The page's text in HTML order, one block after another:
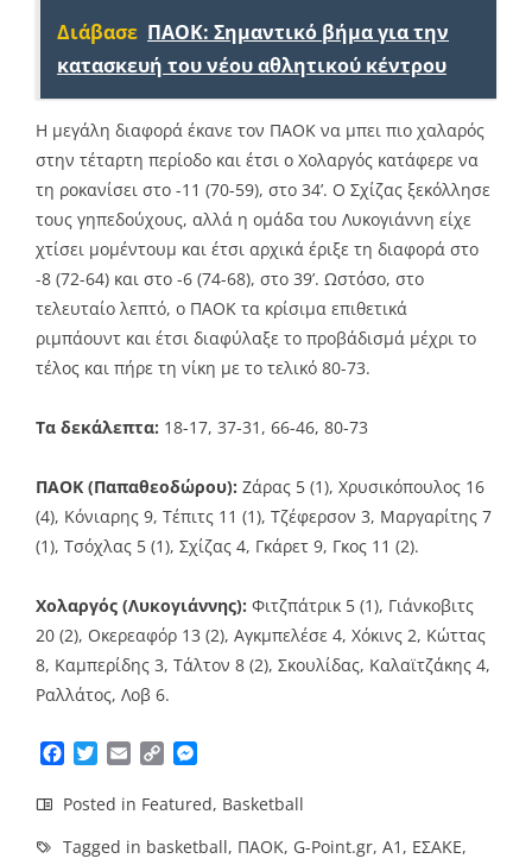
Διάβασε ΠΑΟΚ: Σημαντικό βήμα για την
κατασκευή του νέου αθλητικού κέντρου
Η μεγάλη διαφορά έκανε τον ΠΑΟΚ να μπει πιο χαλαρός
στην τέταρτη περίοδο και έτσι ο Χολαργός κατάφερε να
τη ροκανίσει στο -11 (70-59), στο 34’. Ο Σχίζας ξεκόλλησε
τους γηπεδούχους, αλλά η ομάδα του Λυκογιάννη είχε
χτίσει μομέντουμ και έτσι αρχικά έριξε τη διαφορά στο
-8 (72-64) και στο -6 (74-68), στο 39’. Ωστόσο, στο
τελευταίο λεπτό, ο ΠΑΟΚ τα κρίσιμα επιθετικά
ριμπάουντ και έτσι διαφύλαξε το προβάδισμά μέχρι το
τέλος και πήρε τη νίκη με το τελικό 80-73.
Τα δεκάλεπτα: 18-17, 37-31, 66-46, 80-73
ΠΑΟΚ (Παπαθεοδώρου): Ζάρας 5 (1), Χρυσικόπουλος 16
(4), Κόνιαρης 9, Τέπιτς 11 (1), Τζέφερσον 3, Μαργαρίτης 7
(1), Τσόχλας 5 (1), Σχίζας 4, Γκάρετ 9, Γκος 11 (2).
Χολαργός (Λυκογιάννης): Φιτζπάτρικ 5 (1), Γιάνκοβιτς
20 (2), Οκερεαφόρ 13 (2), Αγκμπελέσε 4, Χόκινς 2, Κώττας
8, Καμπερίδης 3, Τάλτον 8 (2), Σκουλίδας, Καλαϊτζάκης 4,
Ραλλάτος, Λοβ 6.
Facebook
TwitterEmailCopy
Posted in Featured, Basketball
Tagged in basketball, ΠΑΟΚ, G-Point.gr, Α1 , ΕΣΑΚΕ,